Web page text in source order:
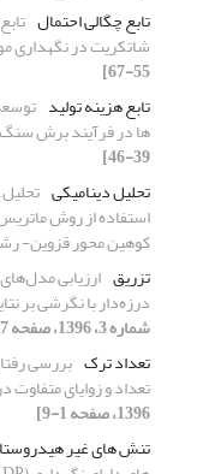
تابع چگالی احتمال
شاتکریت در نگهداری
55-67]
تابع هزینه تولید
ها در فرآیند برش
39-46]
تحلیل دینامیکی
استفاده از روش‌ ماتریس
کوهین محور قزوین-
تزریق ارزیابی
درزه‌دار با نگرشی بر
شماره 3، 1396، صفحه 27-37]
تعداد ترک بررسی
تعداد و زوایای
1396، صفحه 1-9]
تنش های غیر